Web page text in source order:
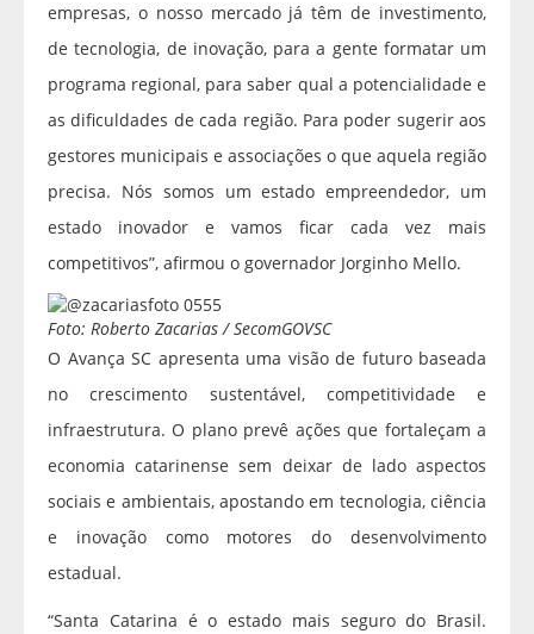
empresas, o nosso mercado já têm de investimento,
de tecnologia, de inovação, para a gente formatar um
programa regional, para saber qual a potencialidade e
as dificuldades de cada região. Para poder sugerir aos
gestores municipais e associações o que aquela região
precisa. Nós somos um estado empreendedor, um
estado inovador e vamos ficar cada vez mais
competitivos”, afirmou o governador Jorginho Mello.
Foto: Roberto Zacarias / SecomGOVSC
O Avança SC apresenta uma visão de futuro baseada
no crescimento sustentável, competitividade e
infraestrutura. O plano prevê ações que fortaleçam a
economia catarinense sem deixar de lado aspectos
sociais e ambientais, apostando em tecnologia, ciência
e inovação como motores do desenvolvimento
estadual.
“Santa Catarina é o estado mais seguro do Brasil.